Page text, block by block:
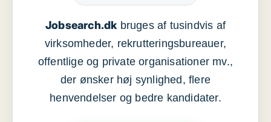
Jobsearch.dkbruges af tusindvis af
virksomheder, rekrutteringsbureauer,
offentlige og private organisationer mv.,
der ønsker høj synlighed, flere
henvendelser og bedre kandidater.